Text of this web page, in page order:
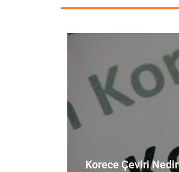
Korece Çeviri Nedir